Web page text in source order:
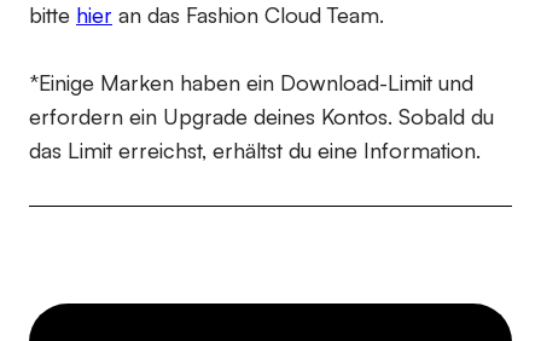
bitte hier an das Fashion Cloud Team.
*Einige Marken haben ein Download-Limit und
erfordern ein Upgrade deines Kontos. Sobald du
das Limit erreichst, erhältst du eine Information.